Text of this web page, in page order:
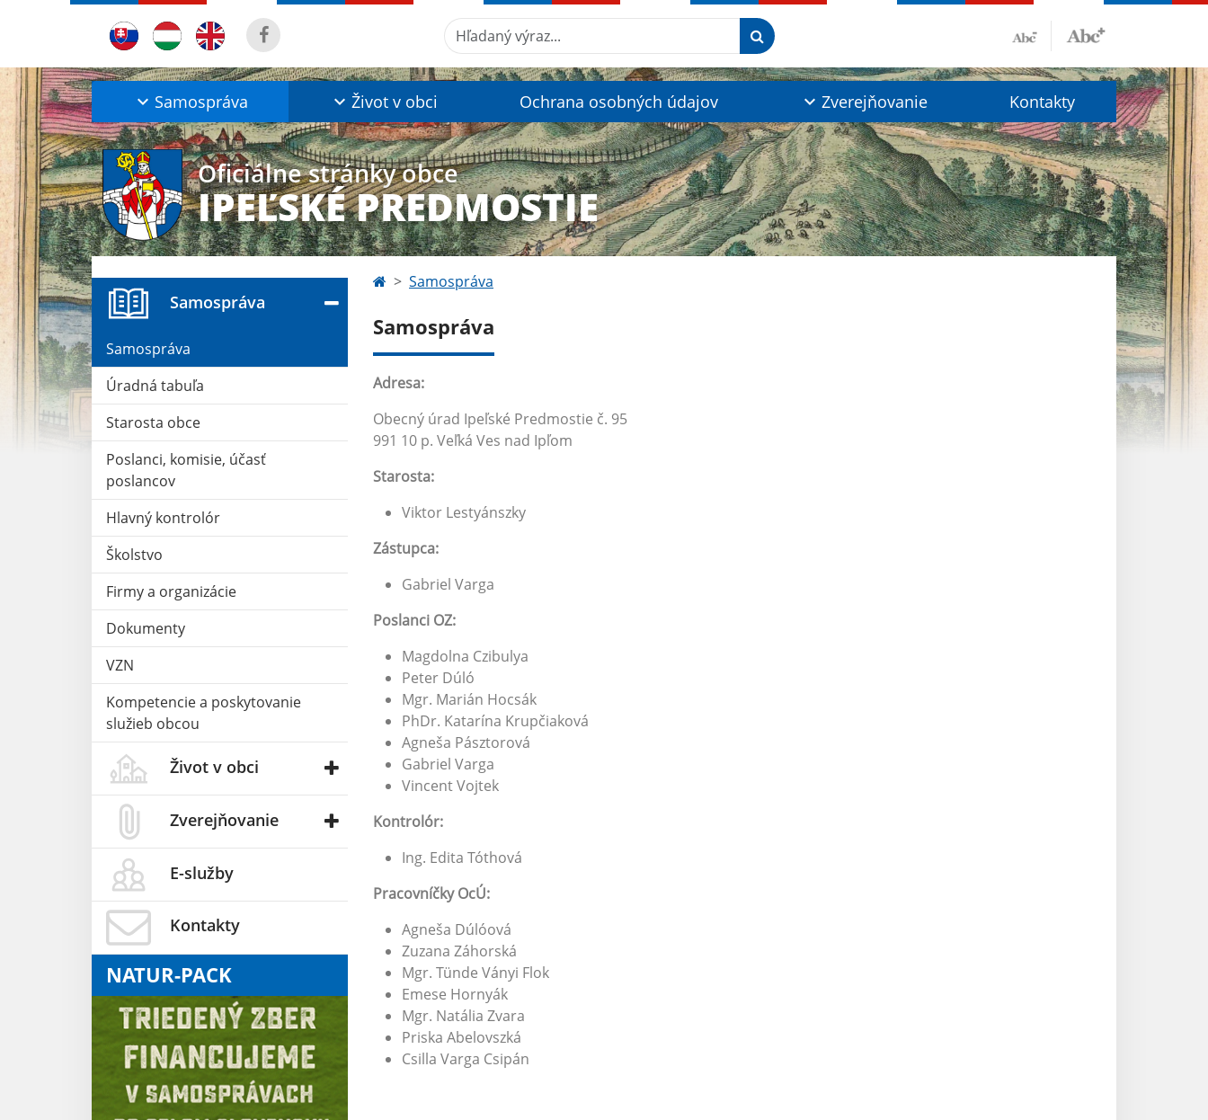
Hľadaný výraz...
Samospráva Život v obci Ochrana osobných údajov Zverejňovanie Kontakty
Oficiálne stránky obce
IPEĽSKÉ PREDMOSTIE
Samospráva
Samospráva
Úradná tabuľa
Starosta obce
Poslanci, komisie, účasť
poslancov
Hlavný kontrolór
Školstvo
Firmy a organizácie
Dokumenty
VZN
Kompetencie a poskytovanie
služieb obcou
Život v obci
Zverejňovanie
E-služby
Kontakty
NATUR-PACK
Samospráva
Samospráva
Adresa:
Obecný úrad Ipeľské Predmostie č. 95
991 10 p. Veľká Ves nad Ipľom
Starosta:
Viktor Lestyánszky
Zástupca:
Gabriel Varga
Poslanci OZ:
Magdolna Czibulya
Peter Dúló
Mgr. Marián Hocsák
PhDr. Katarína Krupčiaková
Agneša Pásztorová
Gabriel Varga
Vincent Vojtek
Kontrolór:
Ing. Edita Tóthová
Pracovníčky OcÚ:
Agneša Dúlóová
Zuzana Záhorská
Mgr. Tünde Ványi Flok
Emese Hornyák
Mgr. Natália Zvara
Priska Abelovszká
Csilla Varga Csipán